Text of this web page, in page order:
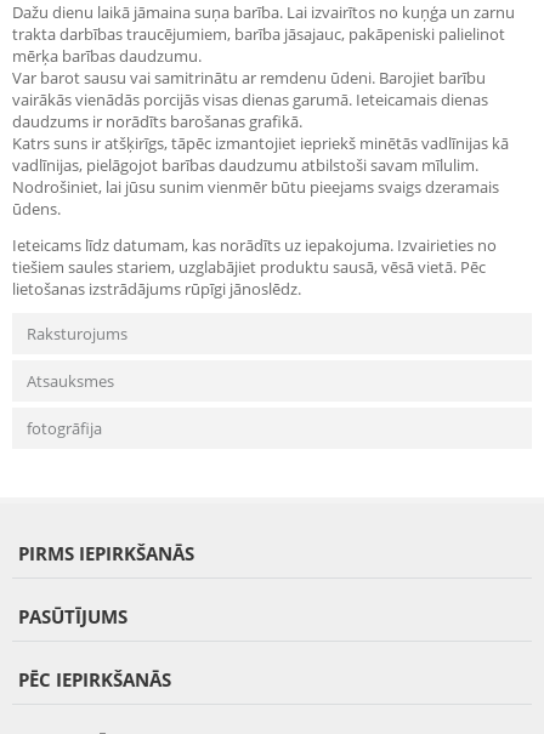
Dažu dienu laikā jāmaina suņa barība. Lai izvairītos no kuņģa un zarnu
trakta darbības traucējumiem, barība jāsajauc, pakāpeniski palielinot
mērķa barības daudzumu.
Var barot sausu vai samitrinātu ar remdenu ūdeni. Barojiet barību
vairākās vienādās porcijās visas dienas garumā. Ieteicamais dienas
daudzums ir norādīts barošanas grafikā.
Katrs suns ir atšķirīgs, tāpēc izmantojiet iepriekš minētās vadlīnijas kā
vadlīnijas, pielāgojot barības daudzumu atbilstoši savam mīlulim.
Nodrošiniet, lai jūsu sunim vienmēr būtu pieejams svaigs dzeramais
ūdens.
Ieteicams līdz datumam, kas norādīts uz iepakojuma. Izvairieties no
tiešiem saules stariem, uzglabājiet produktu sausā, vēsā vietā. Pēc
lietošanas izstrādājums rūpīgi jānoslēdz.
Raksturojums
Atsauksmes
fotogrāfija
PIRMS IEPIRKŠANĀS
PASŪTĪJUMS
PĒC IEPIRKŠANĀS